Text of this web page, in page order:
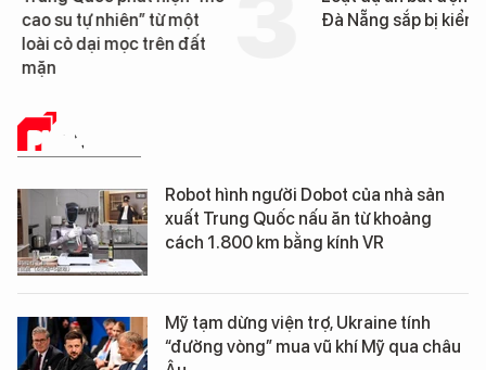
cao su tự nhiên” từ một
loài cỏ dại mọc trên đất
mặn
Đà Nẵng sắp bị kiểm
PHÂN TÍCH
Robot hình người Dobot của nhà sản
xuất Trung Quốc nấu ăn từ khoảng
cách 1.800 km bằng kính VR
Mỹ tạm dừng viện trợ, Ukraine tính
“đường vòng” mua vũ khí Mỹ qua châu